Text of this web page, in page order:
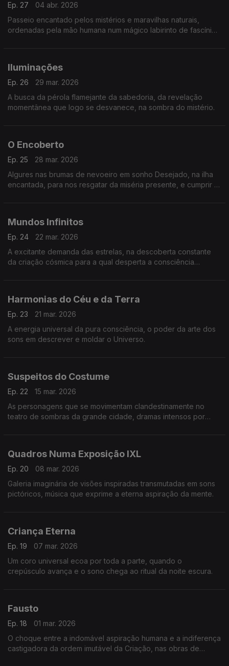
Ep. 27
04 abr. 2026
Passeio encantado pelos mistérios e maravilhas naturais,
ordenadas pela mão humana num mágico labirinto de fascínio
Iluminações
Ep. 26
29 mar. 2026
A busca da pérola flamejante da sabedoria, da revelação
momentânea que logo se desvanece, na sombra do mistério.
O Encoberto
Ep. 25
28 mar. 2026
Algures nas brumas de nevoeiro em sonho Desejado, na ilha
encantada, para nos resgatar da miséria presente, e cumprir a
Mundos Infinitos
Ep. 24
22 mar. 2026
A excitante demanda das estrelas, na descoberta constante
da criação cósmica para a qual desperta a consciência
Harmonias do Céu e da Terra
Ep. 23
21 mar. 2026
A energia universal da pura consciência, o poder da arte dos
sons em descrever e moldar o Universo.
Suspeitos do Costume
Ep. 22
15 mar. 2026
As personagens que se movimentam clandestinamente no
teatro de sombras da grande cidade, dramas intensos por
Quadros Numa Exposição IXL
Ep. 20
08 mar. 2026
Galeria imaginária de visões inspiradas transmutadas em sons
pictóricos, música que exprime a eterna aspiração da mente.
Criança Eterna
Ep. 19
07 mar. 2026
Um coro universal ecoa por toda a parte, quando o
crepúsculo avança e o sono chega ao ritual da noite escura.
Fausto
Ep. 18
01 mar. 2026
O choque entre a indomável aspiração humana e a indiferença
castigadora da ordem imutável da Criação, nas obras de